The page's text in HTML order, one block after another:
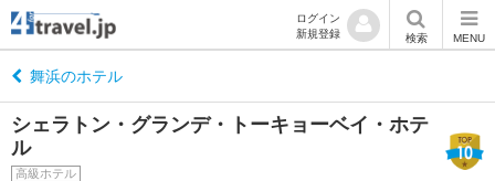
ログイン
新規登録
検索 MENU
舞浜のホテル
シェラトン・グランデ・トーキョーベイ・ホテ
ル
高級ホテル